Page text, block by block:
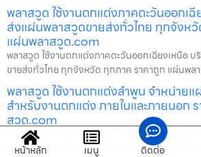
พลาสวูด ใช้งานตกแต่งภาคตะวันออกเ
ส่งแผ่นพลาสวูดขายส่งทั่วไทย ทุกจังห
แผ่นพลาสวูด.com
พลาสวูด ใช้งานตกแต่งภาคตะวันออกเฉียงเหนือ
ขายส่งทั่วไทย ทุกจังหวัด ทุกภาค ราคาถูก แผ่นพล
พลาสวูด ใช้งานตกแต่งลำพูน จำหน่าย
สำหรับงานตกแต่ง ภายในและภายนอก
สวูด.com
พลาสวูด ใช้งานตกแต่งลำพูน จำหน่ายแผ่นพลาสวู
ตกแต่ง ภายในและภายนอก ราคาถูก แผ่นพลาสวู
หน้าหลัก เมนู ติดต่อ